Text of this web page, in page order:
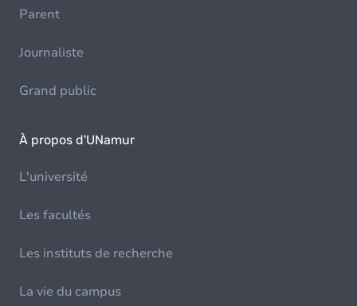
Parent
Journaliste
Grand public
À propos d'UNamur
L'université
Les facultés
Les instituts de recherche
La vie du campus